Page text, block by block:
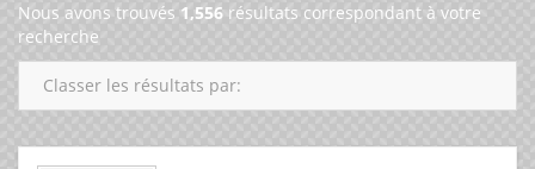
Nous avons trouvés 1,556 résultats correspondant à votre
recherche
Classer les résultats par: